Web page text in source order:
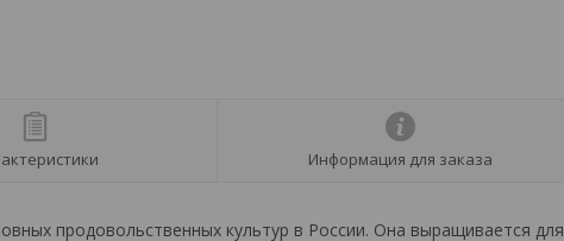
Информация для заказа
продовольственных культур в России. Она выращивается для